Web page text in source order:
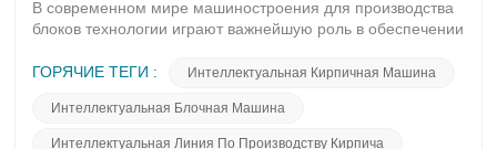
В современном мире машиностроения для производства
блоков технологии играют важнейшую роль в обеспечении
процессов. Будучи маяком инноваций, технологии
производства блоков, открыв путь к более рациональному
ГОРЯЧИЕ ТЕГИ : Интеллектуальная Кирпичная Машина
Интеллектуальная Блочная Машина
Интеллектуальная Линия По Производству Кирпича